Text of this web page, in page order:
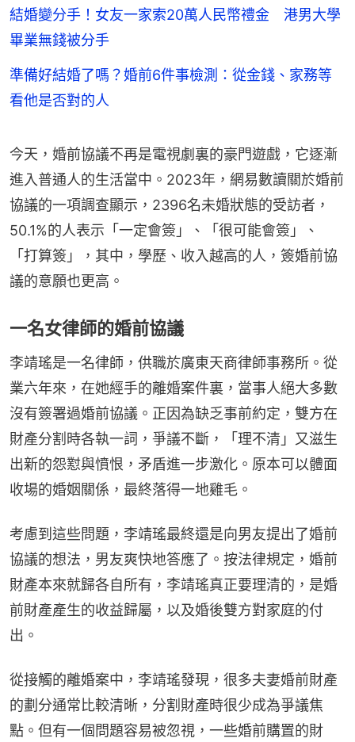
結婚變分手！女友一家索20萬人民幣禮金 港男大學
畢業無錢被分手
準備好結婚了嗎？婚前6件事檢測：從金錢、家務等
看他是否對的人
今天，婚前協議不再是電視劇裏的豪門遊戲，它逐漸
進入普通人的生活當中。2023年，網易數讀關於婚前
協議的一項調查顯示，2396名未婚狀態的受訪者，
50.1%的人表示「一定會簽」、「很可能會簽」、
「打算簽」，其中，學歷、收入越高的人，簽婚前協
議的意願也更高。
一名女律師的婚前協議
李靖瑤是一名律師，供職於廣東天商律師事務所。從
業六年來，在她經手的離婚案件裏，當事人絕大多數
沒有簽署過婚前協議。正因為缺乏事前約定，雙方在
財產分割時各執一詞，爭議不斷，「理不清」又滋生
出新的怨懟與憤恨，矛盾進一步激化。原本可以體面
收場的婚姻關係，最終落得一地雞毛。
考慮到這些問題，李靖瑤最終還是向男友提出了婚前
協議的想法，男友爽快地答應了。按法律規定，婚前
財產本來就歸各自所有，李靖瑤真正要理清的，是婚
前財產產生的收益歸屬，以及婚後雙方對家庭的付
出。
從接觸的離婚案中，李靖瑤發現，很多夫妻婚前財產
的劃分通常比較清晰，分割財產時很少成為爭議焦
點。但有一個問題容易被忽視，一些婚前購置的財